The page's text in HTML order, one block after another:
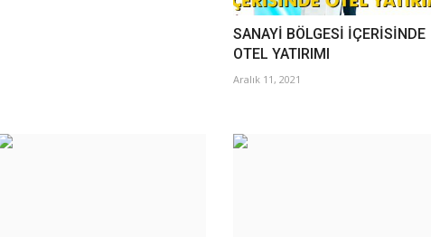
SANAYİ BÖLGESİ İÇERİSİNDE
OTEL YATIRIMI
Aralık 11, 2021